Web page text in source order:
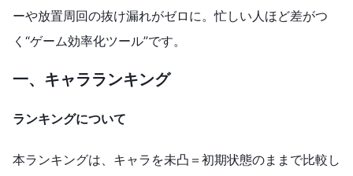
ーや放置周回の抜け漏れがゼロに。忙しい人ほど差がつ
く“ゲーム効率化ツール”です。
一、 キャラランキング
ランキングについて
本ランキングは、キャラを未凸＝初期状態のままで比較し